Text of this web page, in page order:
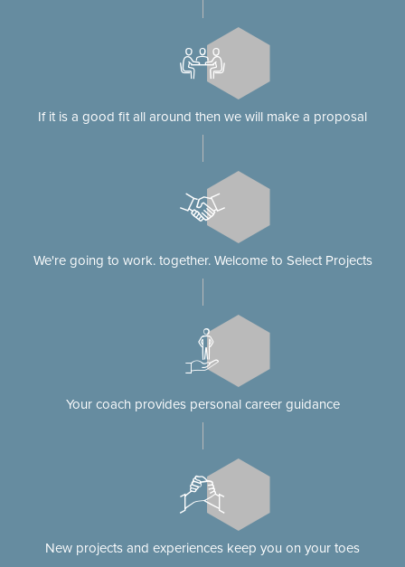
If it is a good fit all around then we will make a proposal
We're going to work. together. Welcome to Select Projects
Your coach provides personal career guidance
New projects and experiences keep you on your toes